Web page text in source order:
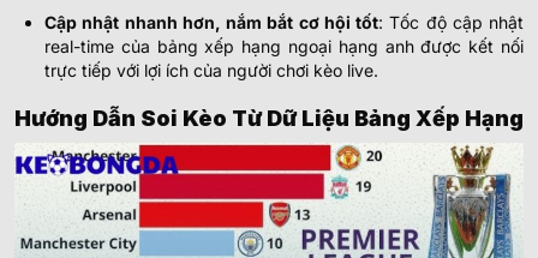
Cập nhật nhanh hơn, nắm bắt cơ hội tốt: Tốc độ cập nhật
real-time của bảng xếp hạng ngoại hạng anh được kết nối
trực tiếp với lợi ích của người chơi kèo live.
Hướng Dẫn Soi Kèo Từ Dữ Liệu Bảng Xếp Hạng